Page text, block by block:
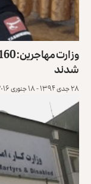
شدند
۲۸ جدی ۱۳۹۴ - ۱۸ جنوری ۲۰۱۶